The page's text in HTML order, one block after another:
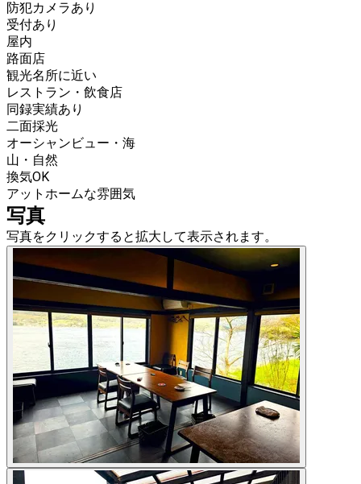
防犯カメラあり
受付あり
屋内
路面店
観光名所に近い
レストラン・飲食店
同録実績あり
二面採光
オーシャンビュー・海
山・自然
換気OK
アットホームな雰囲気
写真
写真をクリックすると拡大して表示されます。